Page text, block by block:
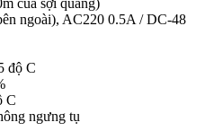
ngoài), AC220 0.5A / DC-48
độ C
C
ngưng tụ